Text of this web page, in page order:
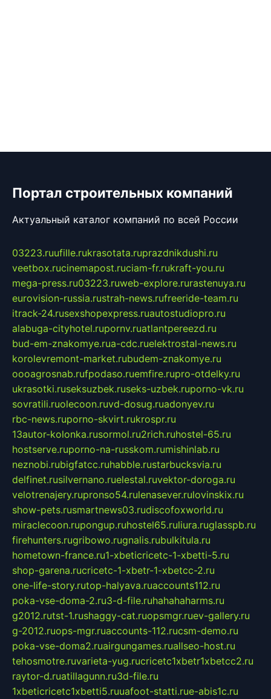
Портал строительных компаний
Актуальный каталог компаний по всей России
03223.ruufille.rukrasotata.ruprazdnikdushi.ru
veetbox.rucinemapost.ruciam-fr.rukraft-you.ru
mega-press.ru03223.ruweb-explore.rurastenuya.ru
eurovision-russia.rustrah-news.rufreeride-team.ru
itrack-24.rusexshopexpress.ruautostudiopro.ru
alabuga-cityhotel.rupornv.ruatlantpereezd.ru
bud-em-znakomye.rua-cdc.ruelektrostal-news.ru
korolevremont-market.rubudem-znakomye.ru
oooagrosnab.rufpodaso.ruemfire.rupro-otdelky.ru
ukrasotki.ruseksuzbek.ruseks-uzbek.ruporno-vk.ru
sovratili.ruolecoon.ruvd-dosug.ruadonyev.ru
rbc-news.ruporno-skvirt.rukrospr.ru
13autor-kolonka.rusormol.ru2rich.ruhostel-65.ru
hostserve.ruporno-na-russkom.rumishinlab.ru
neznobi.rubigfatcc.ruhabble.rustarbucksvia.ru
delfinet.rusilvernano.ruelestal.ruvektor-doroga.ru
velotrenajery.rupronso54.rulenasever.rulovinskix.ru
show-pets.rusmartnews03.rudiscofoxworld.ru
miraclecoon.rupongup.ruhostel65.ruliura.ruglasspb.ru
firehunters.rugribowo.rugnalis.rubulkitula.ru
hometown-france.ru1-xbeticricetc-1-xbetti-5.ru
shop-garena.rucricetc-1-xbetr-1-xbetcc-2.ru
one-life-story.rutop-halyava.ruaccounts112.ru
poka-vse-doma-2.ru3-d-file.ruhahahaharms.ru
g2012.rutst-1.rushaggy-cat.ruopsmgr.ruev-gallery.ru
g-2012.ruops-mgr.ruaccounts-112.rucsm-demo.ru
poka-vse-doma2.ruairgungames.ruallseo-host.ru
tehosmotre.ruvarieta-yug.rucricetc1xbetr1xbetcc2.ru
raytor-d.ruatillagunn.ru3d-file.ru
1xbeticricetc1xbetti5.ruuafoot-statti.rue-abis1c.ru